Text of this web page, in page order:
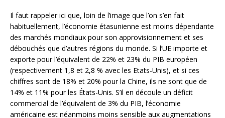
Il faut rappeler ici que, loin de l’image que l’on s’en fait
habituellement, l’économie étasunienne est moins dépendante
des marchés mondiaux pour son approvisionnement et ses
débouchés que d’autres régions du monde. Si l’UE importe et
exporte pour l’équivalent de 22% et 23% du PIB européen
(respectivement 1,8 et 2,8 % avec les Etats-Unis), et si ces
chiffres sont de 18% et 20% pour la Chine, ils ne sont que de
14% et 11% pour les États-Unis. S’il en découle un déficit
commercial de l’équivalent de 3% du PIB, l’économie
américaine est néanmoins moins sensible aux augmentations